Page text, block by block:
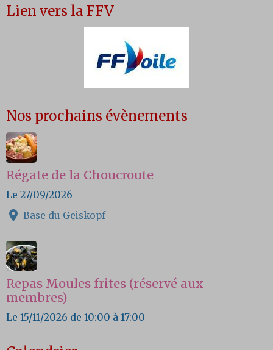
Lien vers la FFV
Nos prochains évènements
Régate de la Choucroute
Le 27/09/2026
Base du Geiskopf
Repas Moules frites (réservé aux
membres)
Le 15/11/2026 de 10:00 à 17:00